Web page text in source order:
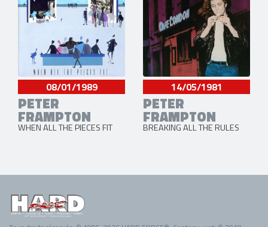
08/01/1989
PETER
FRAMPTON
WHEN ALL THE PIECES FIT
14/05/1981
PETER
FRAMPTON
BREAKING ALL THE RULES